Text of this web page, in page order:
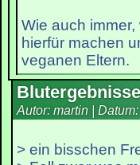
Wie auch
hierfür machen
veganen Eltern.
Autor: martin | Datum:
> ein bisschen